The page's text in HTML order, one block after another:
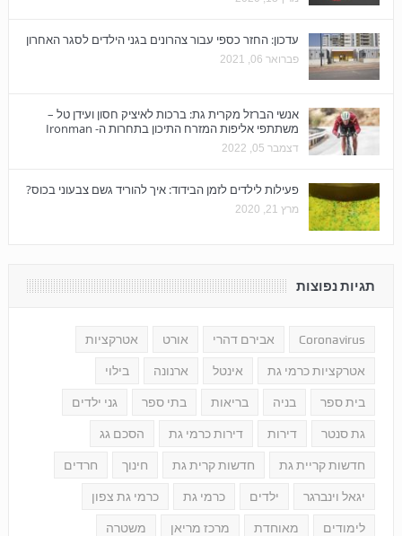
עדכון: החזר כספי עבור צהרונים בגני הילדים לסגר האחרון
פברואר 06, 2021
אנשי הברזל מקרית גת: ברכות לאיציק חסון ועידן טל –
משתתפי אליפות המזרח התיכון בתחרות ה- Ironman‏
דצמבר 05, 2022
פעילות לילדים לזמן הבידוד: איך להוריד גשם צבעוני בכוס?
מרץ 21, 2020
תגיות נפוצות
Coronavirus אבירם דהרי אורט אטרקציות
אטרקציות כרמי גת אינטל ארנונה בילוי
בית ספר בניה בריאות בתי ספר גני ילדים
גת סנטר דירות דירות כרמי גת הסכם גג
חדשות קריית גת חדשות קרית גת חינוך חרדים
יגאל וינברגר ילדים כרמי גת כרמי גת צפון
לימודים מאוחדת מרכז מריאן משטרה